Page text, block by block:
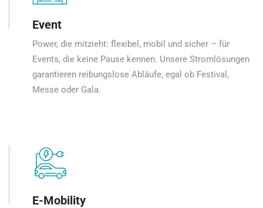
Event
Power, die mitzieht: flexibel, mobil und sicher – für
Events, die keine Pause kennen. Unsere Stromlösungen
garantieren reibungslose Abläufe, egal ob Festival,
Messe oder Gala.
E-Mobility